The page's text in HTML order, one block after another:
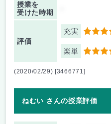
授業を
受けた時期
評価
充実 5
楽単 5
(2020/02/29) [3466771]
ねむい さんの授業評価